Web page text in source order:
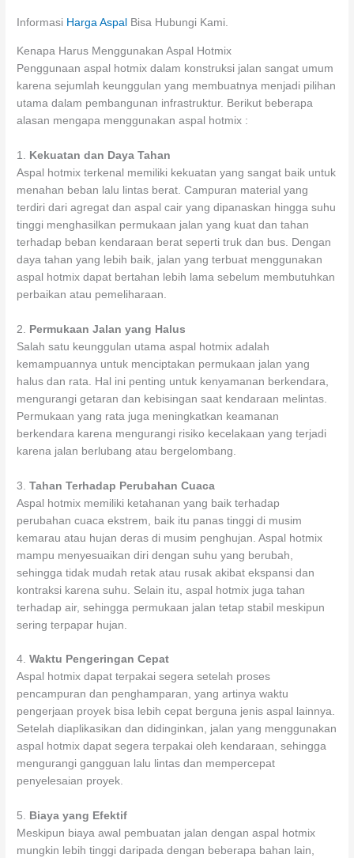
Informasi Harga Aspal Bisa Hubungi Kami.
Kenapa Harus Menggunakan Aspal Hotmix
Penggunaan aspal hotmix dalam konstruksi jalan sangat umum
karena sejumlah keunggulan yang membuatnya menjadi pilihan
utama dalam pembangunan infrastruktur. Berikut beberapa
alasan mengapa menggunakan aspal hotmix :
1.
Kekuatan dan Daya Tahan
Aspal hotmix terkenal memiliki kekuatan yang sangat baik untuk
menahan beban lalu lintas berat. Campuran material yang
terdiri dari agregat dan aspal cair yang dipanaskan hingga suhu
tinggi menghasilkan permukaan jalan yang kuat dan tahan
terhadap beban kendaraan berat seperti truk dan bus. Dengan
daya tahan yang lebih baik, jalan yang terbuat menggunakan
aspal hotmix dapat bertahan lebih lama sebelum membutuhkan
perbaikan atau pemeliharaan.
2. Permukaan Jalan yang Halus
Salah satu keunggulan utama aspal hotmix adalah
kemampuannya untuk menciptakan permukaan jalan yang
halus dan rata. Hal ini penting untuk kenyamanan berkendara,
mengurangi getaran dan kebisingan saat kendaraan melintas.
Permukaan yang rata juga meningkatkan keamanan
berkendara karena mengurangi risiko kecelakaan yang terjadi
karena jalan berlubang atau bergelombang.
3.Tahan Terhadap Perubahan Cuaca
Aspal hotmix memiliki ketahanan yang baik terhadap
perubahan cuaca ekstrem, baik itu panas tinggi di musim
kemarau atau hujan deras di musim penghujan. Aspal hotmix
mampu menyesuaikan diri dengan suhu yang berubah,
sehingga tidak mudah retak atau rusak akibat ekspansi dan
kontraksi karena suhu. Selain itu, aspal hotmix juga tahan
terhadap air, sehingga permukaan jalan tetap stabil meskipun
sering terpapar hujan.
4.Waktu Pengeringan Cepat
Aspal hotmix dapat terpakai segera setelah proses
pencampuran dan penghamparan, yang artinya waktu
pengerjaan proyek bisa lebih cepat berguna jenis aspal lainnya.
Setelah diaplikasikan dan didinginkan, jalan yang menggunakan
aspal hotmix dapat segera terpakai oleh kendaraan, sehingga
mengurangi gangguan lalu lintas dan mempercepat
penyelesaian proyek.
5. Biaya yang Efektif
Meskipun biaya awal pembuatan jalan dengan aspal hotmix
mungkin lebih tinggi daripada dengan beberapa bahan lain,